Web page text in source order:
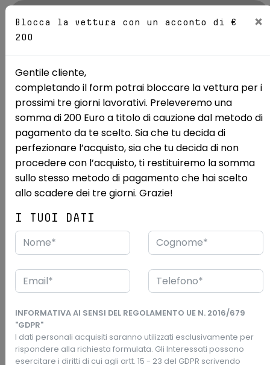
Sedi
Mostra le 17 foto
Usate Nissan Qashqai
NISSAN Qashqai 1.3 mhev N-
Connecta 2wd 158cv xtronic
USATO RENORD PRIME CAMBIO AUTOMATICO
9/2023 43.016 km
Desideri vedere questa vettura dal vivo?
Vieni a vederla presso:Renord S.p.a.
Via Selvanesco, 79 ang. Via dei Missaglia - 20142 Milano, MI
360°
Blocca la vettura con un acconto di €
200
×
Gentile cliente,
completando il form potrai bloccare la vettura per i
prossimi tre giorni lavorativi. Preleveremo una
somma di 200 Euro a titolo di cauzione dal metodo di
pagamento da te scelto. Sia che tu decida di
perfezionare l’acquisto, sia che tu decida di non
procedere con l’acquisto, ti restituiremo la somma
sullo stesso metodo di pagamento che hai scelto
allo scadere dei tre giorni. Grazie!
I TUOI DATI
INFORMATIVA AI SENSI DEL REGOLAMENTO UE N. 2016/679
"GDPR"
I dati personali acquisiti saranno utilizzati esclusivamente per
rispondere alla richiesta formulata. Gli Interessati possono
esercitare i diritti di cui agli artt. 15 - 23 del GDPR scrivendo